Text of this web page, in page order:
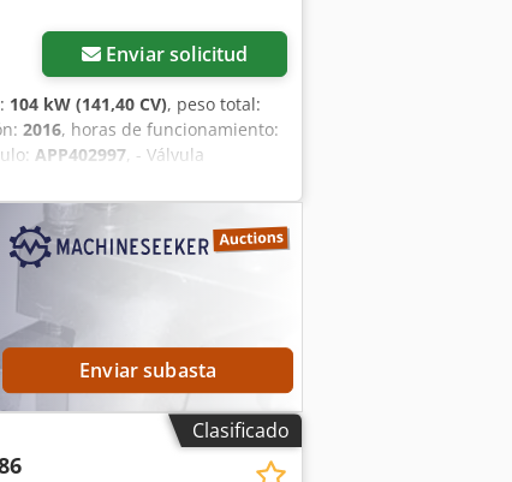
Enviar solicitud
104 kW (141,40 CV), peso total:
2016, horas de funcionamiento:
APP402997, - Válvula
de remolque regulable en altura
pesados - Freno de inercia y de
en la ficha técnica adjunta.
Enviar subasta
Clasificado